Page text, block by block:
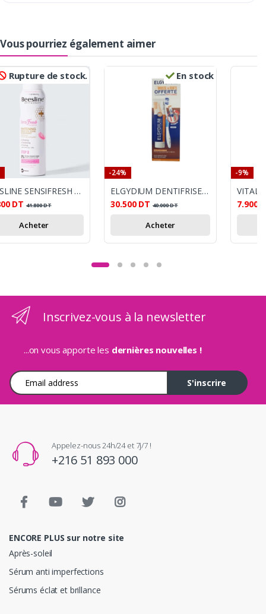
Vous pourriez également aimer
Rupture de stock.
BEESLINE SENSIFRESH SPRAY DEODORANT INTIME BLANCHISSANT 150ML
DT 41.800DT
Acheter
En stock
-24%
ELGYDIUM DENTIFRISE PROTECTION CARIES 75MM+2 BROUSSE A DENTS OFFERTS
30.500 DT 40.000DT
Acheter
-9%
7.900
Inscrivez-vous à la newsletter
...on vous apporte les dernières nouvelles !
Adresse e-mail
S'inscrire
Appelez-nous 24h/24 et 7j/7 !
+216 51 893 000
ENCORE PLUS sur notre site
Après-soleil
Sérum anti imperfections
Sérums éclat et brillance